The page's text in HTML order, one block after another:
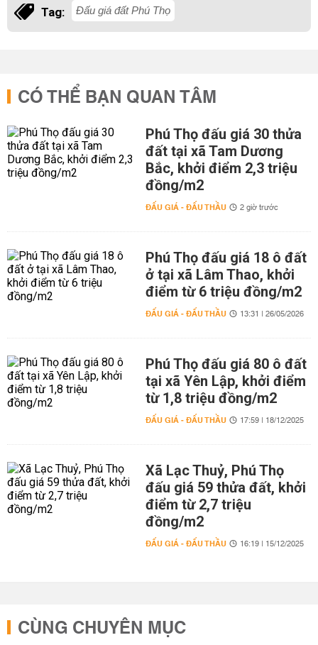
Tag: Đấu giá đất Phú Thọ
CÓ THỂ BẠN QUAN TÂM
Phú Thọ đấu giá 30 thửa
đất tại xã Tam Dương
Bắc, khởi điểm 2,3 triệu
đồng/m2
ĐẤU GIÁ - ĐẤU THẦU 2 giờ trước
Phú Thọ đấu giá 18 ô đất
ở tại xã Lâm Thao, khởi
điểm từ 6 triệu đồng/m2
ĐẤU GIÁ - ĐẤU THẦU 13:31 | 26/05/2026
Phú Thọ đấu giá 80 ô đất
tại xã Yên Lập, khởi điểm
từ 1,8 triệu đồng/m2
ĐẤU GIÁ - ĐẤU THẦU 17:59 | 18/12/2025
Xã Lạc Thuỷ, Phú Thọ
đấu giá 59 thửa đất, khởi
điểm từ 2,7 triệu
đồng/m2
ĐẤU GIÁ - ĐẤU THẦU 16:19 | 15/12/2025
CÙNG CHUYÊN MỤC